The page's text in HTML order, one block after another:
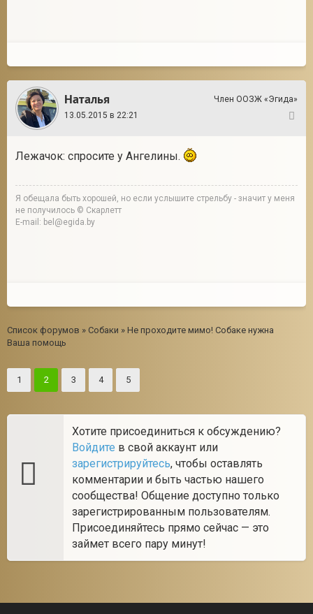
Наталья
Член ООЗЖ «Эгида»
13.05.2015 в 22:21
Лежачок: спросите у Ангелины.
Я обещала быть хорошей, но если услышите стрельбу - значит у меня
не получилось © Скарлетт
E-mail: bel@egida.by
Список форумов » Собаки » Не проходите мимо! Собаке нужна
Ваша помощь
1 2 3 4 5
Хотите присоединиться к обсуждению?
Войдите в свой аккаунт или
зарегистрируйтесь, чтобы оставлять
комментарии и быть частью нашего
сообщества! Общение доступно только
зарегистрированным пользователям.
Присоединяйтесь прямо сейчас — это
займет всего пару минут!